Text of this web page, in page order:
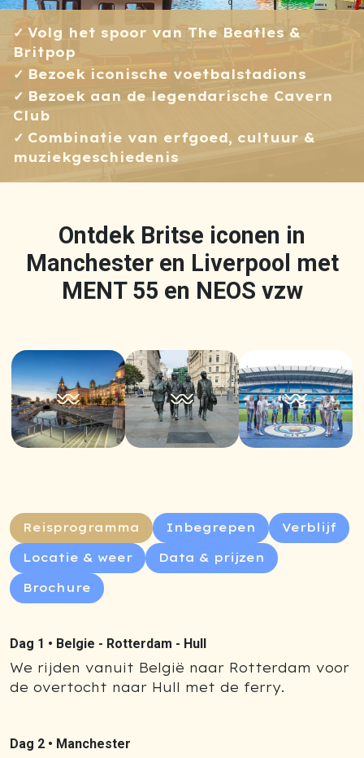
Volg het spoor van The Beatles &
Britpop
Bezoek iconische voetbalstadions
Bezoek aan de legendarische Cavern
Club
Combinatie van erfgoed, cultuur &
muziekgeschiedenis
Ontdek Britse iconen in
Manchester en Liverpool met
MENT 55 en NEOS vzw
Reisprogramma Inbegrepen Verblijf
Locatie & weer Data & prijzen
Brochure
Dag 1 • Belgie - Rotterdam - Hull
We rijden vanuit België naar Rotterdam voor
de overtocht naar Hull met de ferry.
Dag 2 • Manchester